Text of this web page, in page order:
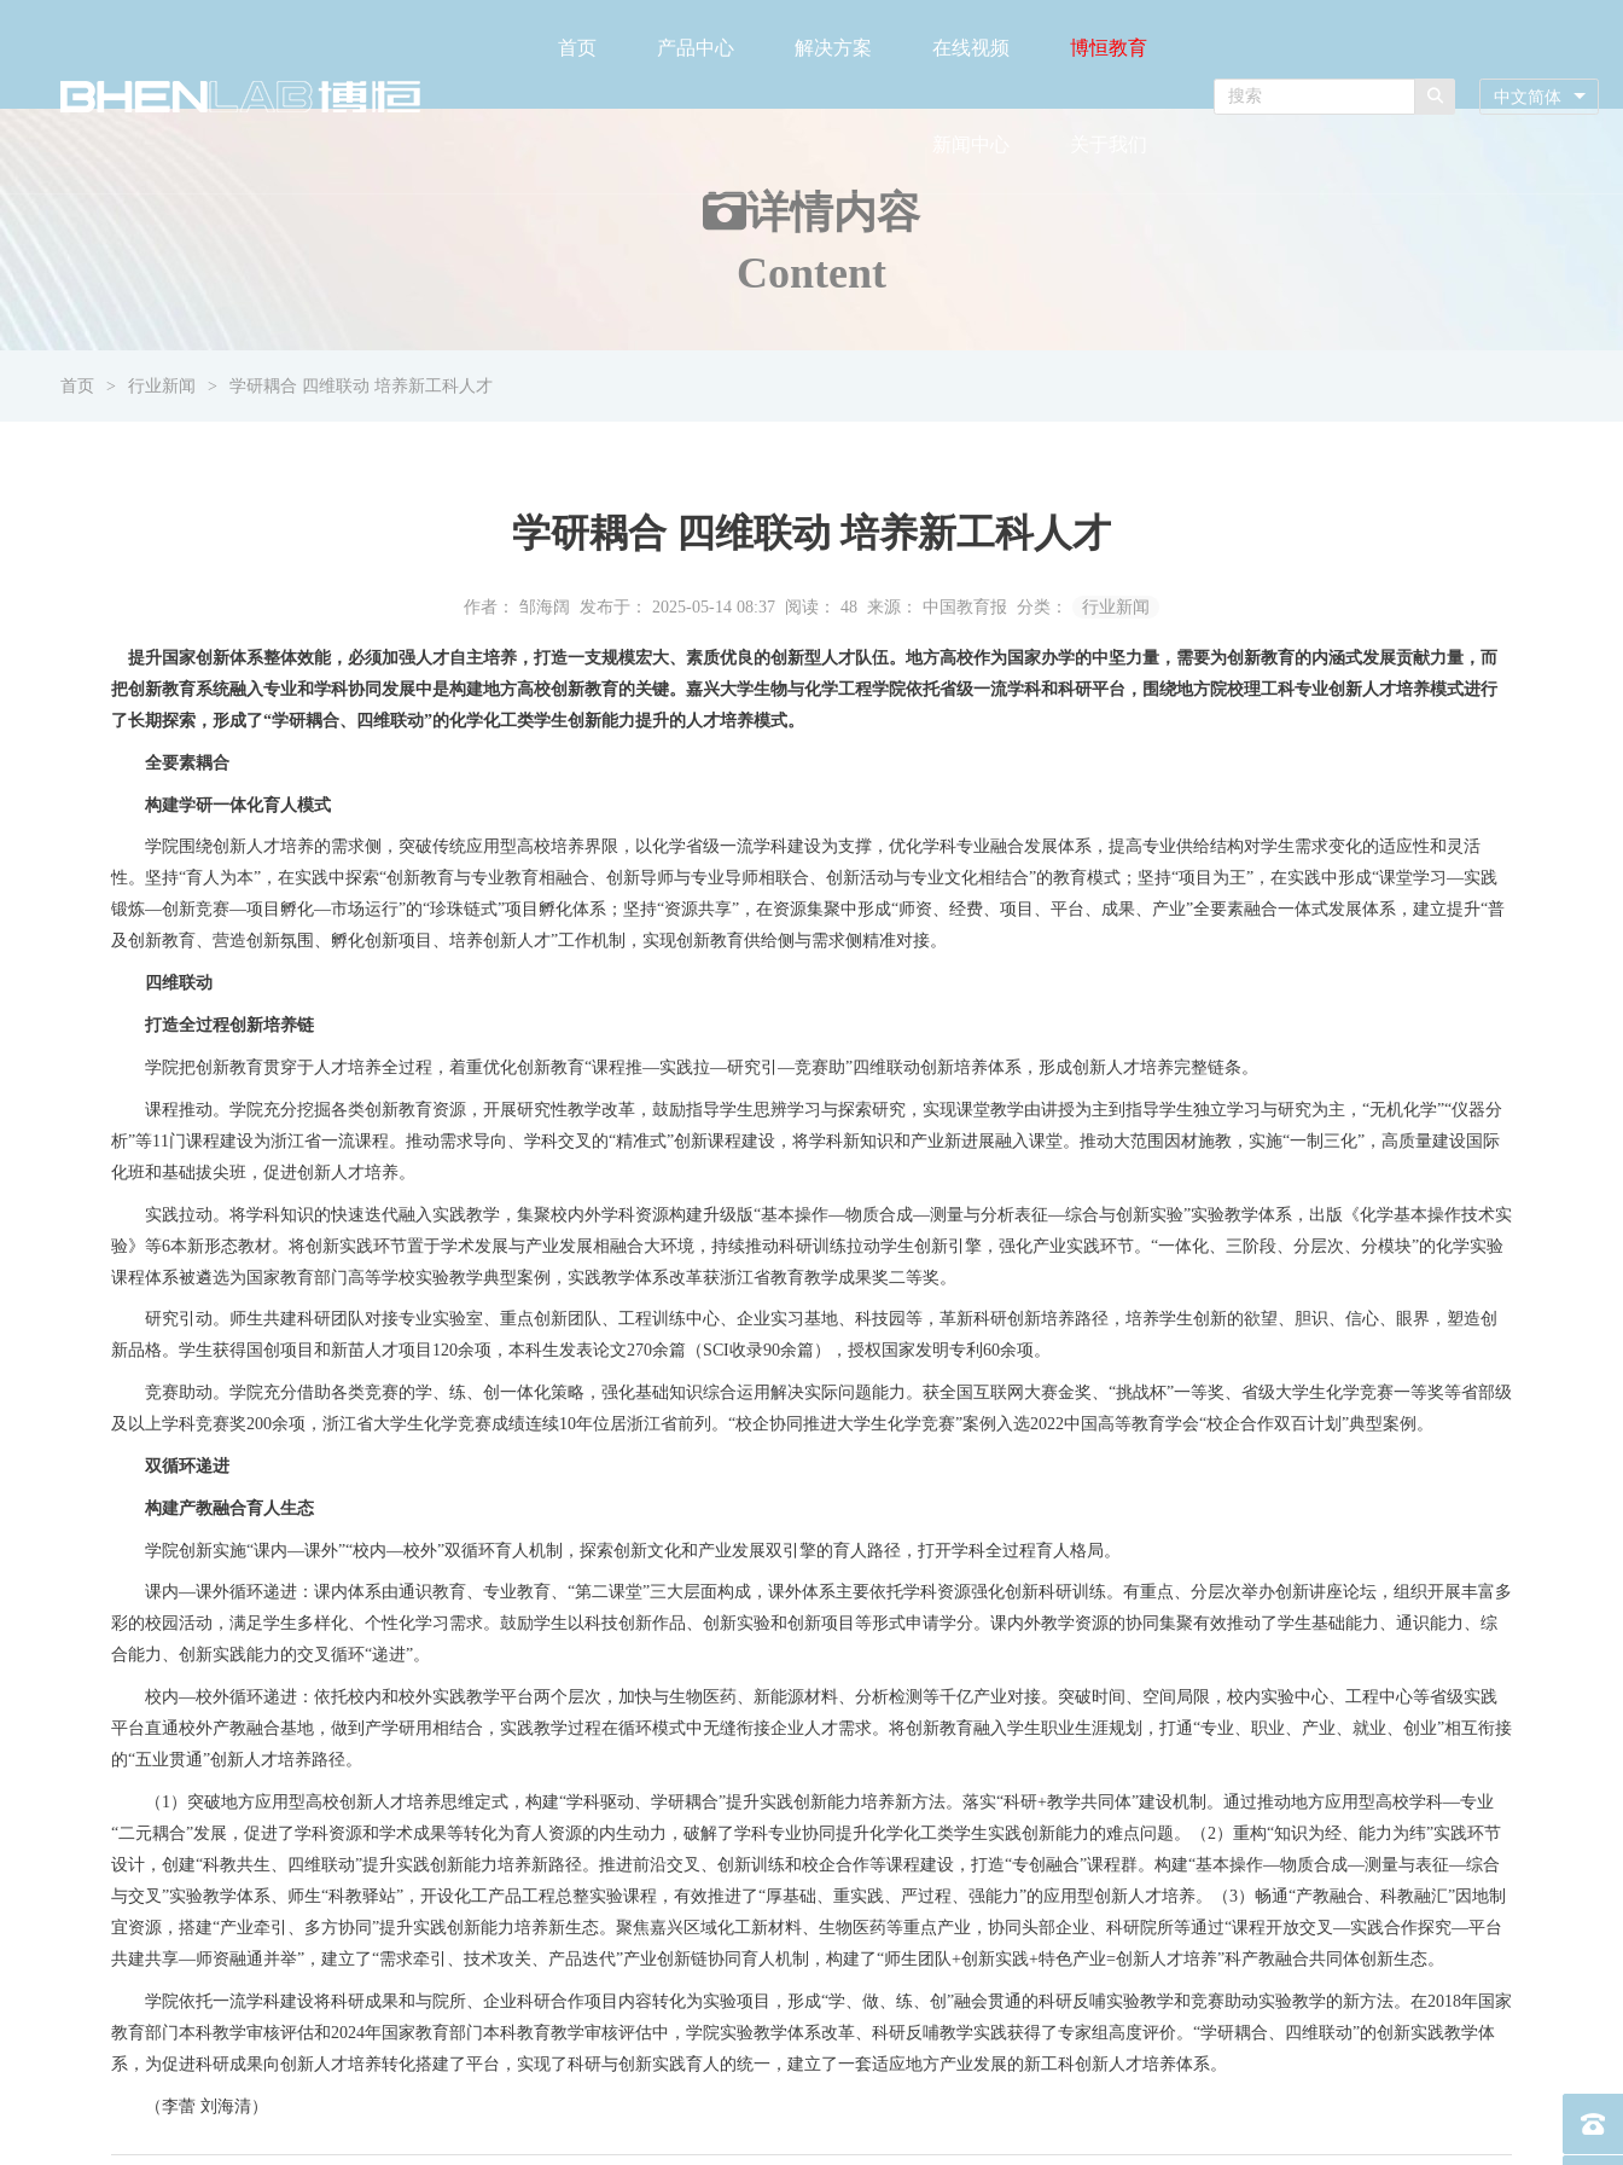
首页 产品中心 解决方案 在线视频 博恒教育
中文简体
详情内容
Content
首页 行业新闻 学研耦合 四维联动 培养新工科人才
学研耦合 四维联动 培养新工科人才
作者： 邹海阔 发布于： 2025-05-14 08:37 阅读： 48 来源： 中国教育报 分类： 行业新闻
提升国家创新体系整体效能，必须加强人才自主培养，打造一支规模宏大、素质优良的创新型人才队伍。地方高校作为国家办学的中坚力量，需要为创新教育的内涵式发展贡献力量，而
把创新教育系统融入专业和学科协同发展中是构建地方高校创新教育的关键。嘉兴大学生物与化学工程学院依托省级一流学科和科研平台，围绕地方院校理工科专业创新人才培养模式进行
了长期探索，形成了“学研耦合、四维联动”的化学化工类学生创新能力提升的人才培养模式。
全要素耦合
构建学研一体化育人模式
学院围绕创新人才培养的需求侧，突破传统应用型高校培养界限，以化学省级一流学科建设为支撑，优化学科专业融合发展体系，提高专业供给结构对学生需求变化的适应性和灵活
性。坚持“育人为本”，在实践中探索“创新教育与专业教育相融合、创新导师与专业导师相联合、创新活动与专业文化相结合”的教育模式；坚持“项目为王”，在实践中形成“课堂学习—实践
锻炼—创新竞赛—项目孵化—市场运行”的“珍珠链式”项目孵化体系；坚持“资源共享”，在资源集聚中形成“师资、经费、项目、平台、成果、产业”全要素融合一体式发展体系，建立提升“普
及创新教育、营造创新氛围、孵化创新项目、培养创新人才”工作机制，实现创新教育供给侧与需求侧精准对接。
四维联动
打造全过程创新培养链
学院把创新教育贯穿于人才培养全过程，着重优化创新教育“课程推—实践拉—研究引—竞赛助”四维联动创新培养体系，形成创新人才培养完整链条。
课程推动。学院充分挖掘各类创新教育资源，开展研究性教学改革，鼓励指导学生思辨学习与探索研究，实现课堂教学由讲授为主到指导学生独立学习与研究为主，“无机化学”“仪器分
析”等11门课程建设为浙江省一流课程。推动需求导向、学科交叉的“精准式”创新课程建设，将学科新知识和产业新进展融入课堂。推动大范围因材施教，实施“一制三化”，高质量建设国际
化班和基础拔尖班，促进创新人才培养。
实践拉动。将学科知识的快速迭代融入实践教学，集聚校内外学科资源构建升级版“基本操作—物质合成—测量与分析表征—综合与创新实验”实验教学体系，出版《化学基本操作技术实
验》等6本新形态教材。将创新实践环节置于学术发展与产业发展相融合大环境，持续推动科研训练拉动学生创新引擎，强化产业实践环节。“一体化、三阶段、分层次、分模块”的化学实验
课程体系被遴选为国家教育部门高等学校实验教学典型案例，实践教学体系改革获浙江省教育教学成果奖二等奖。
研究引动。师生共建科研团队对接专业实验室、重点创新团队、工程训练中心、企业实习基地、科技园等，革新科研创新培养路径，培养学生创新的欲望、胆识、信心、眼界，塑造创
新品格。学生获得国创项目和新苗人才项目120余项，本科生发表论文270余篇（SCI收录90余篇），授权国家发明专利60余项。
竞赛助动。学院充分借助各类竞赛的学、练、创一体化策略，强化基础知识综合运用解决实际问题能力。获全国互联网大赛金奖、“挑战杯”一等奖、省级大学生化学竞赛一等奖等省部级
及以上学科竞赛奖200余项，浙江省大学生化学竞赛成绩连续10年位居浙江省前列。“校企协同推进大学生化学竞赛”案例入选2022中国高等教育学会“校企合作双百计划”典型案例。
双循环递进
构建产教融合育人生态
学院创新实施“课内—课外”“校内—校外”双循环育人机制，探索创新文化和产业发展双引擎的育人路径，打开学科全过程育人格局。
课内—课外循环递进：课内体系由通识教育、专业教育、“第二课堂”三大层面构成，课外体系主要依托学科资源强化创新科研训练。有重点、分层次举办创新讲座论坛，组织开展丰富多
彩的校园活动，满足学生多样化、个性化学习需求。鼓励学生以科技创新作品、创新实验和创新项目等形式申请学分。课内外教学资源的协同集聚有效推动了学生基础能力、通识能力、综
合能力、创新实践能力的交叉循环“递进”。
校内—校外循环递进：依托校内和校外实践教学平台两个层次，加快与生物医药、新能源材料、分析检测等千亿产业对接。突破时间、空间局限，校内实验中心、工程中心等省级实践
平台直通校外产教融合基地，做到产学研用相结合，实践教学过程在循环模式中无缝衔接企业人才需求。将创新教育融入学生职业生涯规划，打通“专业、职业、产业、就业、创业”相互衔接
的“五业贯通”创新人才培养路径。
（1）突破地方应用型高校创新人才培养思维定式，构建“学科驱动、学研耦合”提升实践创新能力培养新方法。落实“科研+教学共同体”建设机制。通过推动地方应用型高校学科—专业
“二元耦合”发展，促进了学科资源和学术成果等转化为育人资源的内生动力，破解了学科专业协同提升化学化工类学生实践创新能力的难点问题。（2）重构“知识为经、能力为纬”实践环节
设计，创建“科教共生、四维联动”提升实践创新能力培养新路径。推进前沿交叉、创新训练和校企合作等课程建设，打造“专创融合”课程群。构建“基本操作—物质合成—测量与表征—综合
与交叉”实验教学体系、师生“科教驿站”，开设化工产品工程总整实验课程，有效推进了“厚基础、重实践、严过程、强能力”的应用型创新人才培养。（3）畅通“产教融合、科教融汇”因地制
宜资源，搭建“产业牵引、多方协同”提升实践创新能力培养新生态。聚焦嘉兴区域化工新材料、生物医药等重点产业，协同头部企业、科研院所等通过“课程开放交叉—实践合作探究—平台
共建共享—师资融通并举”，建立了“需求牵引、技术攻关、产品迭代”产业创新链协同育人机制，构建了“师生团队+创新实践+特色产业=创新人才培养”科产教融合共同体创新生态。
学院依托一流学科建设将科研成果和与院所、企业科研合作项目内容转化为实验项目，形成“学、做、练、创”融会贯通的科研反哺实验教学和竞赛助动实验教学的新方法。在2018年国家
教育部门本科教学审核评估和2024年国家教育部门本科教育教学审核评估中，学院实验教学体系改革、科研反哺教学实践获得了专家组高度评价。“学研耦合、四维联动”的创新实践教学体
系，为促进科研成果向创新人才培养转化搭建了平台，实现了科研与创新实践育人的统一，建立了一套适应地方产业发展的新工科创新人才培养体系。
（李蕾 刘海清）
电话